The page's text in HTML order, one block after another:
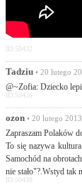
ID:50432
Tadziu • 20 lutego
@~Zofia: Dziecko
ID:50435
ozon • 20 lutego
Zapraszam Polaków
To się nazywa
Samochód na
nie stało"?.Wstyd tak
ID:50438